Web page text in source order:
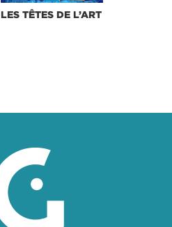
LES TÊTES DE L’ART